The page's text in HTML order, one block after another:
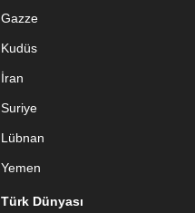
Gazze
Kudüs
İran
Suriye
Lübnan
Yemen
Türk Dünyası